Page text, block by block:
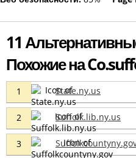
11
Похожие на
1 State.ny.us
2 Suffolk.lib.ny.us
3